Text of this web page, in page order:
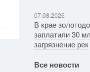
07.08.2026
В крае
заплатили 30
загрязнение рек
Все новости